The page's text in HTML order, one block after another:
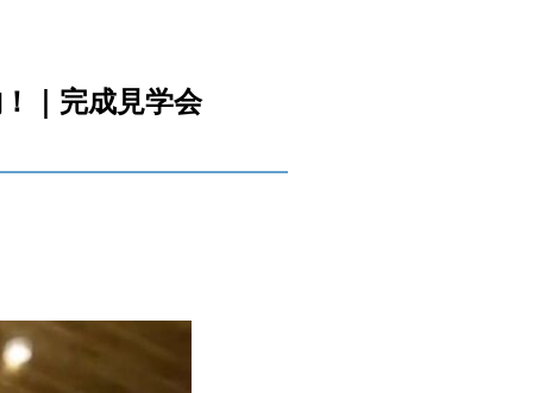
｜完成見学会